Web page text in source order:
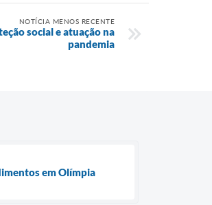
NOTÍCIA MENOS RECENTE
social e atuação na
pandemia
em Olímpia